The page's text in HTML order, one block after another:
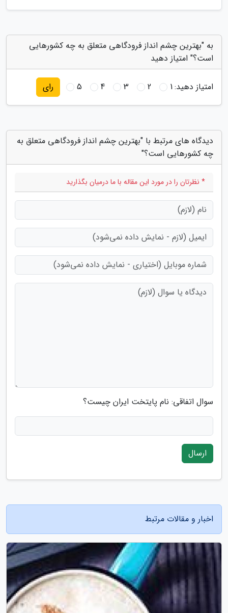
به "بهترین چشم انداز فرودگاهی متعلق به چه کشورهایی
است؟" امتیاز دهید
امتیاز دهید:1
2
3
4
5 رای
دیدگاه های مرتبط با "بهترین چشم انداز فرودگاهی متعلق به
چه کشورهایی است؟"
* نظرتان را در مورد این مقاله با ما درمیان بگذارید
سوال اتفاقی: نام پایتخت ایران چیست؟
ارسال
اخبار و مقالات مرتبط